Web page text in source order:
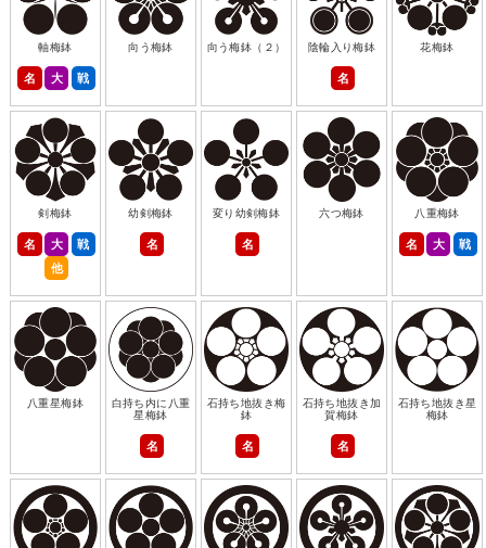
軸梅鉢
名 大 戦
向う梅鉢 向う梅鉢（２） 陰輪入り梅鉢
名
花梅鉢
剣梅鉢
名 大
戦
他
幼剣梅鉢
名
変り幼剣梅鉢
名
六つ梅鉢 八重梅鉢
名 大 戦
八重星梅鉢
白持ち内に八重
星梅鉢
名
石持ち地抜き梅
鉢
名
石持ち地抜き加
賀梅鉢
名
石持ち地抜き星
梅鉢